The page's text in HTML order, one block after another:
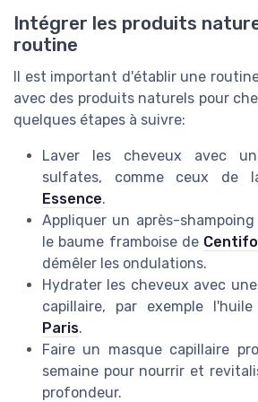
Intégrer les produits
routine
Il est important d'établir une
avec des produits naturels pour
quelques étapes à suivre:
Laver les cheveux avec
sulfates, comme ceux de
Essence.
Appliquer un après-
le baume framboise de
démêler les ondulations.
Hydrater les cheveux avec
capillaire, par exemple
Paris.
Faire un masque capillaire
semaine pour nourrir et
profondeur.